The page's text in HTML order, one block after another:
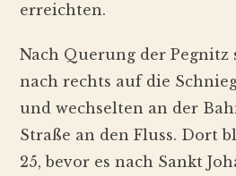
erreichten.
Nach Querung der Pegnitz
nach rechts auf die
und wechselten an der
Straße an den Fluss. Dort
25, bevor es nach Sankt